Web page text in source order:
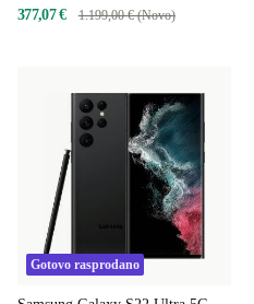
377,07 € 1.199,00 € (Novo)
Gotovo rasprodano